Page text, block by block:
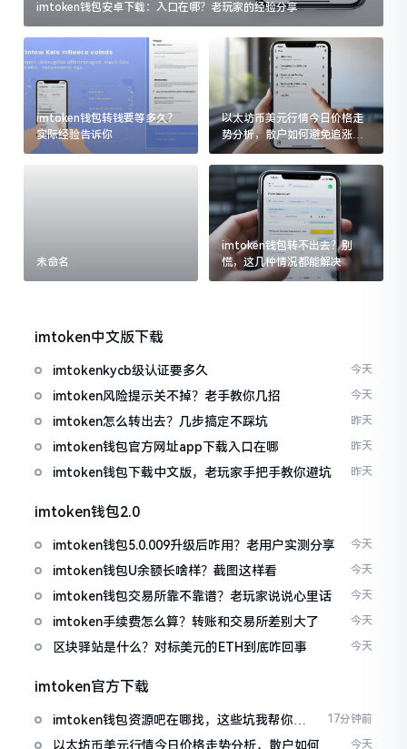
imtoken钱包安卓下载：入口在哪？老玩家的经验分享
imtoken钱包转钱要等多久？
实际经验告诉你
以太坊币美元行情今日价格走
势分析，散户如何避免追涨杀
跌被套牢
未命名
imtoken钱包转不出去？别
慌，这几种情况都能解决
imtoken中文版下载
imtokenkycb级认证要多久 今天
imtoken风险提示关不掉？老手教你几招 今天
imtoken怎么转出去？几步搞定不踩坑 昨天
imtoken钱包官方网址app下载入口在哪 昨天
imtoken钱包下载中文版，老玩家手把手教你避坑 昨天
imtoken钱包2.0
imtoken钱包5.0.009升级后咋用？老用户实测分享 今天
imtoken钱包U余额长啥样？截图这样看 今天
imtoken钱包交易所靠不靠谱？老玩家说说心里话 今天
imtoken手续费怎么算？转账和交易所差别大了 今天
区块驿站是什么？对标美元的ETH到底咋回事 今天
imtoken官方下载
imtoken钱包资源吧在哪找，这些坑我帮你趟
过
17分钟前
以太坊币美元行情今日价格走势分析，散户如何避
今天